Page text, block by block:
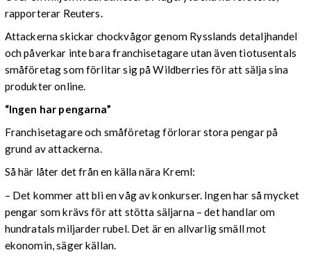
rapporterar Reuters.
Attackerna skickar chockvågor genom Rysslands detaljhandel
och påverkar inte bara franchisetagare utan även tiotusentals
småföretag som förlitar sig på Wildberries för att sälja sina
produkter online.
“Ingen har pengarna”
Franchisetagare och småföretag förlorar stora pengar på
grund av attackerna.
Så här låter det från en källa nära Kreml:
– Det kommer att bli en våg av konkurser. Ingen har så mycket
pengar som krävs för att stötta säljarna – det handlar om
hundratals miljarder rubel. Det är en allvarlig smäll mot
ekonomin, säger källan.